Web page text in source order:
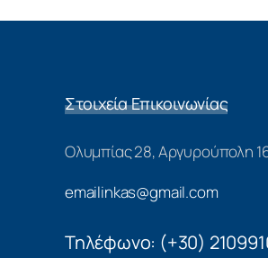
Στοιχεία Επικοινωνίας
Ολυμπίας 28, Αργυρούπολη
emailinkas@gmail.com
Τηλέφωνο: (+30)